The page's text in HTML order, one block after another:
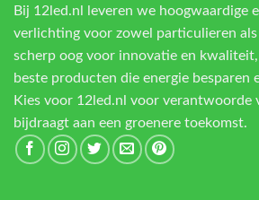
Bij 12led.nl leveren we hoogwaardige
verlichting voor zowel particulieren
scherp oog voor innovatie en
beste producten die energie besparen
Kies voor 12led.nl voor verantwoorde
bijdraagt aan een groenere toekomst.